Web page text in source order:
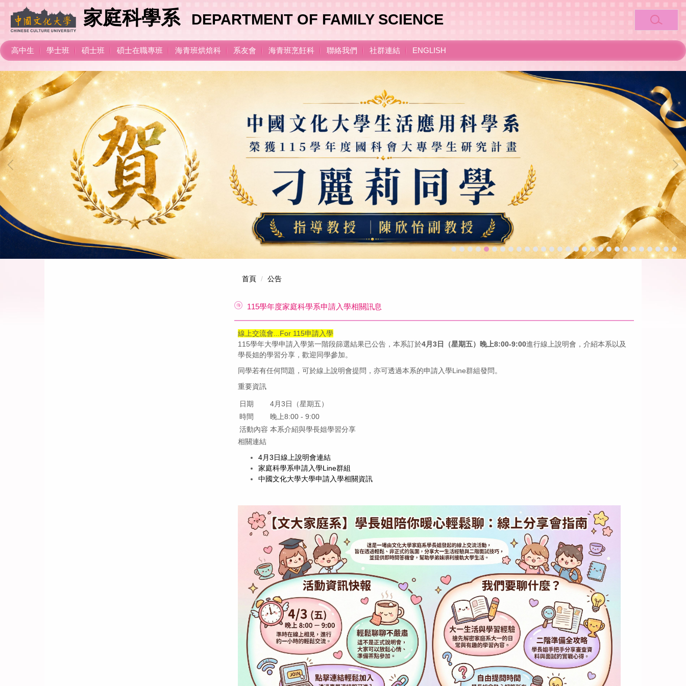
到
主
要
內
容
區
家庭科學系 DEPARTMENT OF FAMILY SCIENCE
高中生 學士班 碩士班 碩士在職專班 海青班烘焙科 系友會 海青班烹飪科 聯絡我們 社群連結 ENGLISH
首頁 公告
115學年度家庭科學系申請入學相關訊息
線上交流會...For 115申請入學
115學年大學申請入學第一階段篩選結果已公告，本系訂於4月3日（星期五）晚上8:00-9:00進行線上說明會，介紹本系以及
學長姐的學習分享，歡迎同學參加。
同學若有任何問題，可於線上說明會提問，亦可透過本系的申請入學Line群組發問。
重要資訊
日期
4月3日（星期五）
時間
晚上8:00 - 9:00
活動內容 本系介紹與學長姐學習分享
相關連結
4月3日線上說明會連結
家庭科學系申請入學Line群組
中國文化大學大學申請入學相關資訊